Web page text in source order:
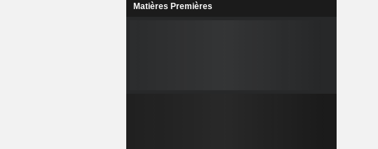
Matières Premières